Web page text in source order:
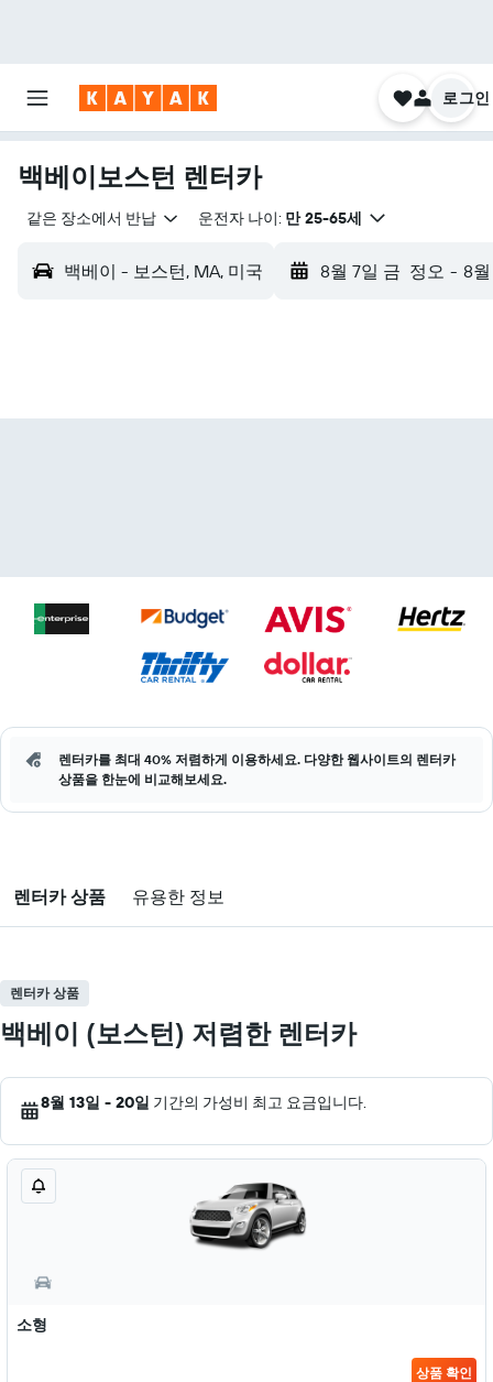
로그인
백베이보스턴 렌터카
같은 장소에서 반납 운전자 나이: 만 25-65세
백베이 - 보스턴, MA, 미국 8월 7일 금 정오 - 8
렌터카를 최대 40% 저렴하게 이용하세요. 다양한 웹사이트의 렌터카
상품을 한눈에 비교해보세요.
렌터카 상품 유용한 정보
렌터카 상품
백베이 (보스턴) 저렴한 렌터카
8월 13일 - 20일 기간의 가성비 최고 요금입니다.
소형
상품 확인